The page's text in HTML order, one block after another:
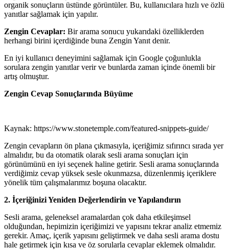
organik sonuçların üstünde görüntüler. Bu, kullanıcılara hızlı ve özlü
yanıtlar sağlamak için yapılır.
Zengin Cevaplar: Bir arama sonucu yukarıdaki özelliklerden
herhangi birini içerdiğinde buna Zengin Yanıt denir.
En iyi kullanıcı deneyimini sağlamak için Google çoğunlukla
sorulara zengin yanıtlar verir ve bunlarda zaman içinde önemli bir
artış olmuştur.
Zengin Cevap Sonuçlarında Büyüme
Kaynak: https://www.stonetemple.com/featured-snippets-guide/
Zengin cevapların ön plana çıkmasıyla, içeriğimiz sıfırıncı sırada yer
almalıdır, bu da otomatik olarak sesli arama sonuçları için
görünümünü en iyi seçenek haline getirir. Sesli arama sonuçlarında
verdiğimiz cevap yüksek sesle okunmazsa, düzenlenmiş içeriklere
yönelik tüm çalışmalarımız boşuna olacaktır.
2. İçeriğinizi Yeniden Değerlendirin ve Yapılandırın
Sesli arama, geleneksel aramalardan çok daha etkileşimsel
olduğundan, hepimizin içeriğimizi ve yapısını tekrar analiz etmemiz
gerekir. Amaç, içerik yapısını geliştirmek ve daha sesli arama dostu
hale getirmek için kısa ve öz sorularla cevaplar eklemek olmalıdır.